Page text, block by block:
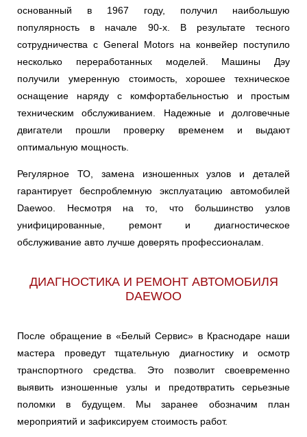
LANOS LEMANS MATIZ
ORION PRINCE REXTON
основанный в 1967 году, получил наибольшую
популярность в начале 90-х. В результате тесного
сотрудничества с General Motors на конвейер поступило
несколько переработанных моделей. Машины Дэу
получили умеренную стоимость, хорошее техническое
оснащение наряду с комфортабельностью и простым
техническим обслуживанием. Надежные и долговечные
двигатели прошли проверку временем и выдают
оптимальную мощность.
Регулярное ТО, замена изношенных узлов и деталей
гарантирует беспроблемную эксплуатацию автомобилей
Daewoo. Несмотря на то, что большинство узлов
унифицированные, ремонт и диагностическое
обслуживание авто лучше доверять профессионалам.
ДИАГНОСТИКА И РЕМОНТ АВТОМОБИЛЯ
DAEWOO
После обращение в «Белый Сервис» в Краснодаре наши
мастера проведут тщательную диагностику и осмотр
транспортного средства. Это позволит своевременно
выявить изношенные узлы и предотвратить серьезные
поломки в будущем. Мы заранее обозначим план
мероприятий и зафиксируем стоимость работ.